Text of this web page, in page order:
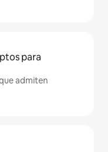
para
admiten